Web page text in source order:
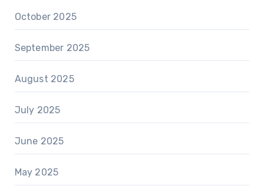
October 2025
September 2025
August 2025
July 2025
June 2025
May 2025